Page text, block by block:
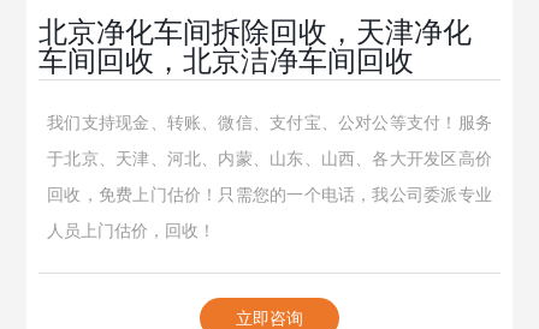
北京净化车间拆除回收，天津净化
车间回收，北京洁净车间回收
我们支持现金、转账、微信、支付宝、公对公等支付！服务
于北京、天津、河北、内蒙、山东、山西、各大开发区高价
回收，免费上门估价！只需您的一个电话，我公司委派专业
人员上门估价，回收！
立即咨询